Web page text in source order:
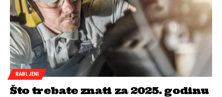
RABLJENI
Što trebate znati za 2025. godinu